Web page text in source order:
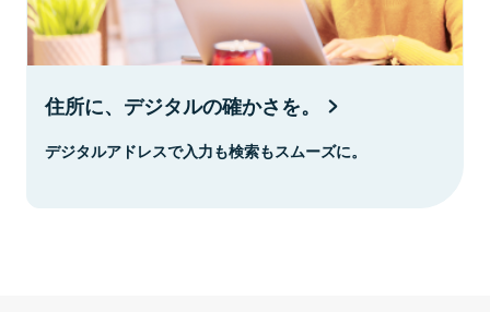
住所に、デジタルの確かさを。
デジタルアドレスで入力も検索もスムーズに。